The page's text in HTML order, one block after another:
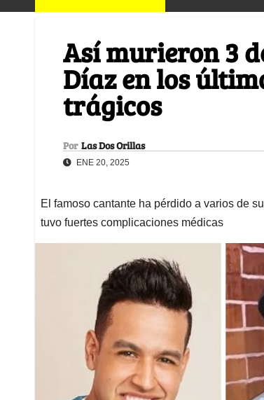
Así murieron 3
Díaz en los
trágicos
Por Las Dos Orillas
ENE 20, 2025
El famoso cantante ha pérdido a varios de
tuvo fuertes complicaciones médicas